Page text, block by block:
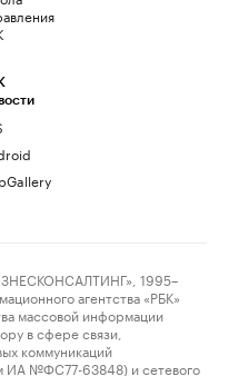
1995–
агентства «РБК»
массовой информации
в сфере связи,
коммуникаций
ИА №ФС77-63848) и сетевого